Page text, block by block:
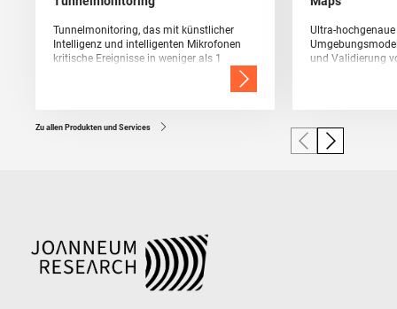
Tunnelmonitoring, das mit künstlicher
Intelligenz und intelligenten Mikrofonen
kritische Ereignisse in weniger als 1
Ultra-
und Validierung
Zu allen Produkten und Services